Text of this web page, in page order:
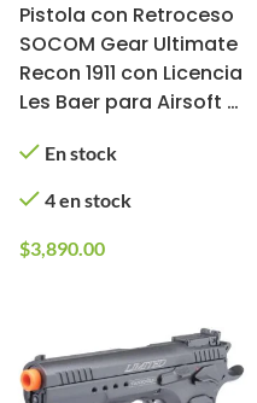
Pistola con Retroceso
SOCOM Gear Ultimate
Recon 1911 con Licencia
Les Baer para Airsoft /
Empuñadura de
Diamante / CO2)
En stock
4 en stock
$3,890.00